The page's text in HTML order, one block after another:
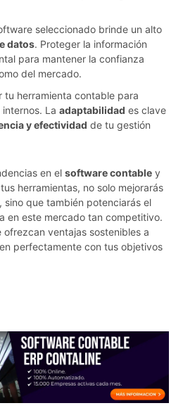
seleccionado brinde un alto
datos. Proteger la información
para mantener la confianza
del mercado.
tu herramienta contable para
La adaptabilidad es clave
y efectividad de tu gestión
en el software contable y
herramientas, no solo mejorarás
sino que también potenciarás el
en este mercado tan competitivo.
ofrezcan ventajas sostenibles a
perfectamente con tus objetivos